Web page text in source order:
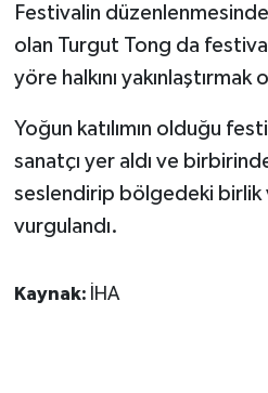
Festivalin
olan Turgut Tong da
yöre halkını
Yoğun katılımın olduğu
sanatçı yer aldı ve
seslendirip bölgedeki birlik
vurgulandı.
Kaynak: İHA